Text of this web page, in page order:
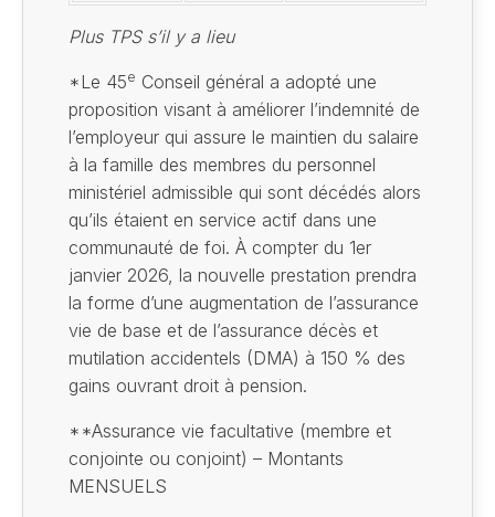
Plus TPS s’il y a lieu
*Le 45e Conseil général a adopté une
proposition visant à améliorer l’indemnité de
l’employeur qui assure le maintien du salaire
à la famille des membres du personnel
ministériel admissible qui sont décédés alors
qu’ils étaient en service actif dans une
communauté de foi. À compter du 1er
janvier 2026, la nouvelle prestation prendra
la forme d’une augmentation de l’assurance
vie de base et de l’assurance décès et
mutilation accidentels (DMA) à 150 % des
gains ouvrant droit à pension.
**Assurance vie facultative (membre et
conjointe ou conjoint) – Montants
MENSUELS